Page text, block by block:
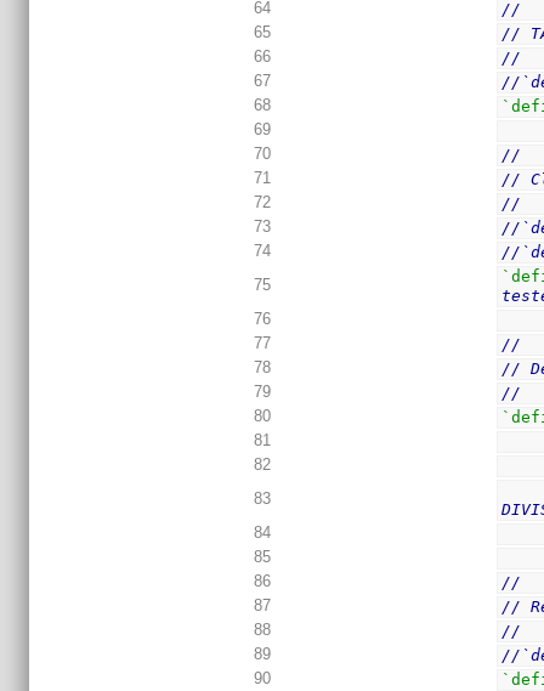
64
//
65
//
66
//
67
//
68
69
70
//
71
//
72
//
73
//
74
//
75
76
77
//
78
//
79
//
80
81
82
83
84
85
86
//
87
//
88
//
89
//
90